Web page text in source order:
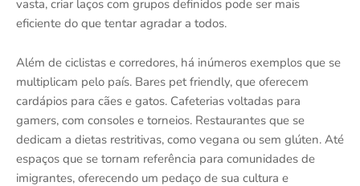
vasta, criar laços com grupos definidos pode ser mais
eficiente do que tentar agradar a todos.
Além de ciclistas e corredores, há inúmeros exemplos que se
multiplicam pelo país. Bares pet friendly, que oferecem
cardápios para cães e gatos. Cafeterias voltadas para
gamers, com consoles e torneios. Restaurantes que se
dedicam a dietas restritivas, como vegana ou sem glúten. Até
espaços que se tornam referência para comunidades de
imigrantes, oferecendo um pedaço de sua cultura e